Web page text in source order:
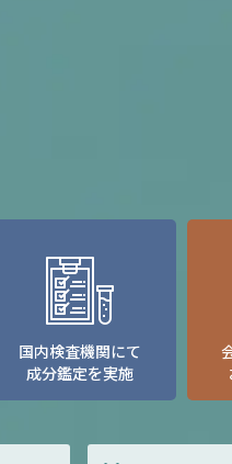
国内検査機関にて
成分鑑定を実施